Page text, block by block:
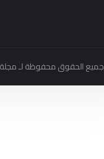
جميع الحقوق محفوظة لـ مجلة قمر بغداد © 2026